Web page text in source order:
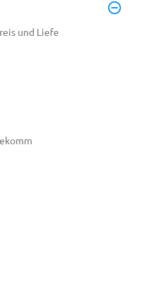
und Liefe